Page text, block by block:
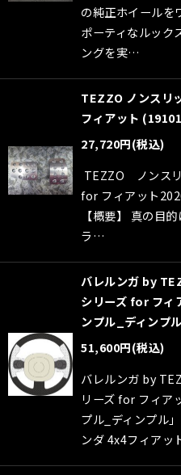
の純正ホイールを
ポーティなルック
ングを実…
TEZZO ノンスリ
フィアット
27,720円(税込)
TEZZO ノンス
for フィアット
【概要】 真の目
ラ…
バレルンガ by
シリーズ for フィ
ンプル_ディンプ
51,600円(税込)
バレルンガ by
リーズ for フィア
プル_ディンプル
ンダ 4x4フィアッ